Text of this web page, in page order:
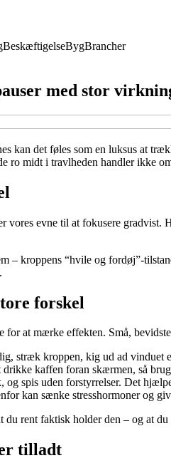
BeskæftigelseBygBrancher
med stor
kan det føles som en luksus at
midt i travlheden handler ikke
evne til at fokusere
– kroppens “hvile og fordøj”-
forskel
for at mærke effekten. Små,
stræk kroppen, kig ud ad vinduet
drikke kaffen foran skærmen, så
spis uden forstyrrelser. Det
kan sænke stresshormoner og
rent faktisk holder den – og at
tilladt